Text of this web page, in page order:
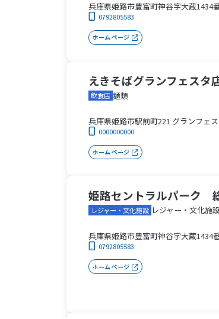
兵庫県姫路市豊富町神谷字大蔵1434
0792805583
ホームページ
えきそばグランフェスタ
飲食店 麺類
兵庫県姫路市駅前町221 グランフェ
0000000000
ホームページ
姫路セントラルパーク
レジャー・文化施設 レジャー・文化施
兵庫県姫路市豊富町神谷字大蔵1434
0792805583
ホームページ